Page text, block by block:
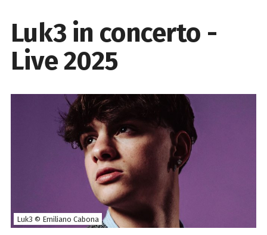
Luk3 in concerto -
Live 2025
Luk3 © Emiliano Cabona